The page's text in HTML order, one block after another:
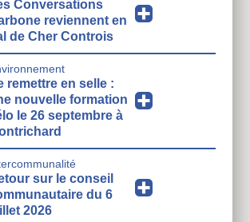
Conversations
reviennent en
de Cher Controis
remettre en selle :
nouvelle formation
le 26 septembre à
sur le conseil
du 6
2026